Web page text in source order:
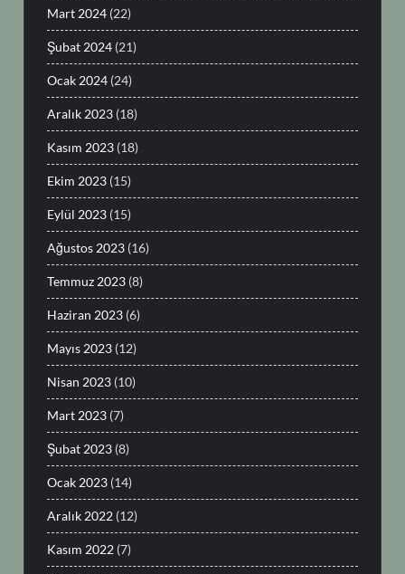
Mart 2024 (22)
Şubat 2024 (21)
Ocak 2024 (24)
Aralık 2023 (18)
Kasım 2023 (18)
Ekim 2023 (15)
Eylül 2023 (15)
Ağustos 2023 (16)
Temmuz 2023 (8)
Haziran 2023 (6)
Mayıs 2023 (12)
Nisan 2023 (10)
Mart 2023 (7)
Şubat 2023 (8)
Ocak 2023 (14)
Aralık 2022 (12)
Kasım 2022 (7)